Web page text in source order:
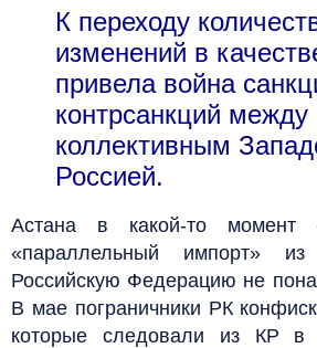
К переходу
изменений в
привела война
контрсанкций между
коллективным
Россией.
Астана в какой-то момент
«параллельный импорт»
Российскую Федерацию не
В мае пограничники РК
которые следовали из КР в